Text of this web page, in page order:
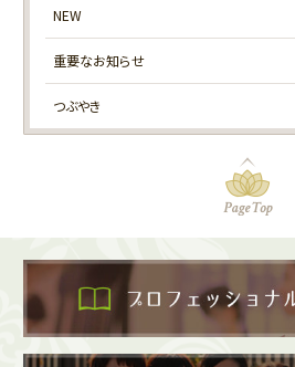
NEW
重要なお知らせ
つぶやき